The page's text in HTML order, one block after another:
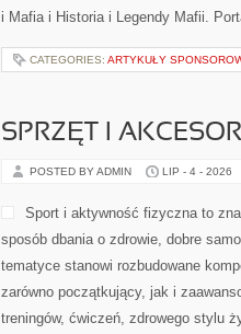
i Mafia i Historia i Legendy Mafii.
CATEGORIES: ARTYKUŁY
SPRZĘT I
POSTED BY ADMIN LIP - 4 - 2026
Sport i aktywność fizyczna to
sposób dbania o zdrowie, dobre
tematyce stanowi rozbudowane
zarówno początkujący, jak i
treningów, ćwiczeń, zdrowego stylu